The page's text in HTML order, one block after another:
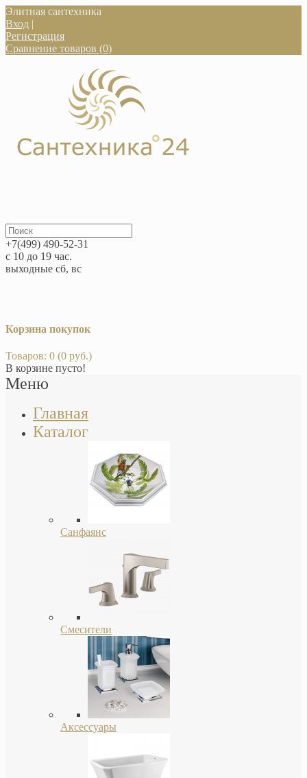
Элитная сантехника
Вход |
Регистрация
Сравнение товаров (0)
+7(499) 490-52-31
с 10 до 19 час.
выходные сб, вс
Корзина покупок
Товаров: 0 (0 руб.)
В корзине пусто!
Меню
Главная
Каталог
Санфаянс
Смесители
Аксессуары